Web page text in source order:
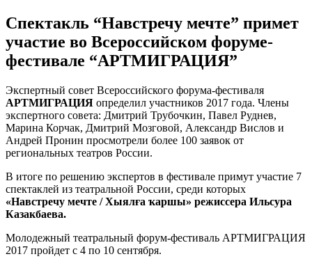
Спектакль “Навстречу мечте” примет
участие во Всероссийском форуме-
фестивале “АРТМИГРАЦИЯ”
Экспертный совет Всероссийского форума-фестиваля
АРТМИГРАЦИЯ определил участников 2017 года. Члены
экспертного совета: Дмитрий Трубочкин, Павел Руднев,
Марина Корчак, Дмитрий Мозговой, Александр Вислов и
Андрей Пронин просмотрели более 100 заявок от
региональных театров России.
В итоге по решению экспертов в фестивале примут участие 7
спектаклей из театральной России, среди которых
«Навстречу мечте / Хыялға ҡаршы» режиссера Ильсура
Казакбаева.
Молодежный театральный форум-фестиваль АРТМИГРАЦИЯ
2017 пройдет с 4 по 10 сентября.